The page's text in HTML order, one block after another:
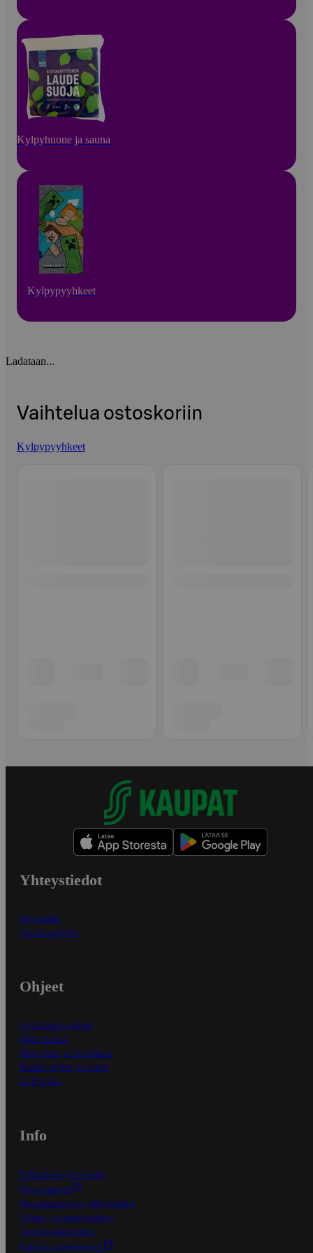
Kylpyhuone ja sauna
Kylpypyyhkeet
Ladataan...
Vaihtelua ostoskoriin
Kylpypyyhkeet
Yhteystiedot
Myymälät
Asiakaspalvelu
Ohjeet
Ensitilaajan ohjeet
Näin maksat
Näin tilaat ja muokkaat
Kaikki ohjeet ja vinkit
In English
Info
S-Business yrityksille
Oiva-raportit
Osuuskauppojen yhteystiedot
Tilaus- ja toimitusehdot
Tietosuojakäytäntö
Palvelun käyttöehdot